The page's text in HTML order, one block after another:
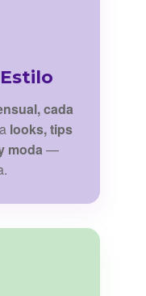
cada
looks, tips
moda—